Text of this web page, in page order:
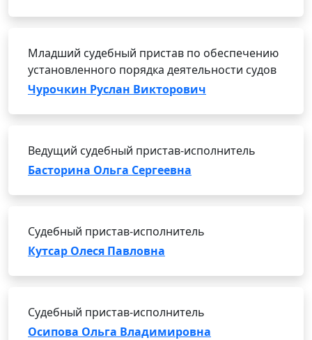
Младший судебный пристав по обеспечению
установленного порядка деятельности судов
Чурочкин Руслан Викторович
Ведущий судебный пристав-исполнитель
Басторина Ольга Сергеевна
Судебный пристав-исполнитель
Кутсар Олеся Павловна
Судебный пристав-исполнитель
Осипова Ольга Владимировна